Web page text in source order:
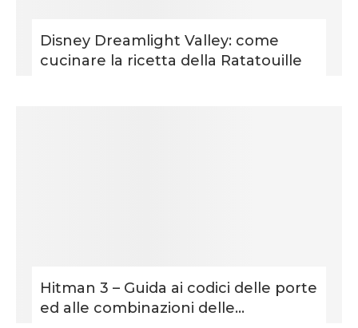
Disney Dreamlight Valley: come
cucinare la ricetta della Ratatouille
Hitman 3 – Guida ai codici delle porte
ed alle combinazioni delle...